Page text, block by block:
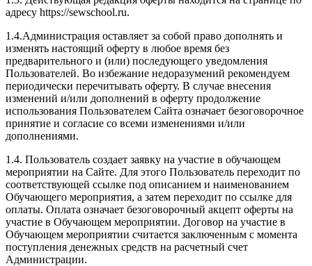
адресу https://sewschool.ru.
1.4.Администрация оставляет за собой право дополнять и
изменять настоящий оферту в любое время без
предварительного и (или) последующего уведомления
Пользователей. Во избежание недоразумений рекомендуем
периодически перечитывать оферту. В случае внесения
изменений и/или дополнений в оферту продолжение
использования Пользователем Сайта означает безоговорочное
принятие и согласие со всеми изменениями и/или
дополнениями.
1.4. Пользователь создает заявку на участие в обучающем
мероприятии на Сайте. Для этого Пользователь переходит по
соответствующей ссылке под описанием и наименованием
Обучающего мероприятия, а затем переходит по ссылке для
оплаты. Оплата означает безоговорочный акцепт оферты на
участие в Обучающем мероприятии. Договор на участие в
Обучающем мероприятии считается заключенным с момента
поступления денежных средств на расчетный счет
Администрации.